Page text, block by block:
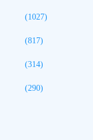
(1027)
(817)
(314)
(290)